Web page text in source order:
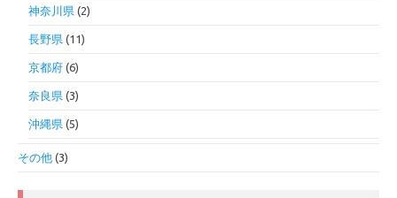
神奈川県 (2)
長野県 (11)
京都府 (6)
奈良県 (3)
沖縄県 (5)
その他 (3)